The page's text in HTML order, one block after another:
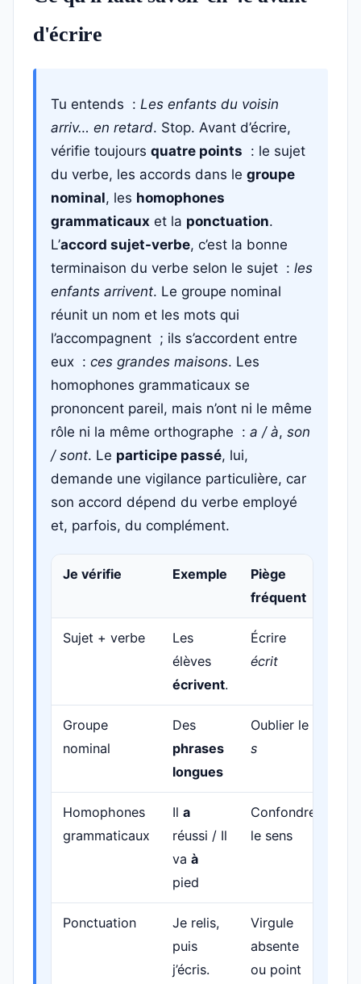
d'écrire
Tu entends : Les enfants du voisin
arriv… en retard. Stop. Avant d’écrire,
vérifie toujours quatre points : le sujet
du verbe, les accords dans le groupe
nominal, les homophones
grammaticaux et la ponctuation.
L’accord sujet-verbe, c’est la bonne
terminaison du verbe selon le sujet : les
enfants arrivent. Le groupe nominal
réunit un nom et les mots qui
l’accompagnent ; ils s’accordent entre
eux : ces grandes maisons. Les
homophones grammaticaux se
prononcent pareil, mais n’ont ni le même
rôle ni la même orthographe : a / à, son
/ sont. Le participe passé, lui,
demande une vigilance particulière, car
son accord dépend du verbe employé
et, parfois, du complément.
Je vérifie Exemple
Piège
fréquent
Sujet + verbe
Les
élèves
écrivent.
Écrire
écrit
Groupe
nominal
Des
phrases
longues
Oublier le
s
Homophones
grammaticaux
Il a
réussi / Il
va à
pied
Confondre
le sens
Ponctuation
Je relis,
puis
j’écris.
Virgule
absente
ou point